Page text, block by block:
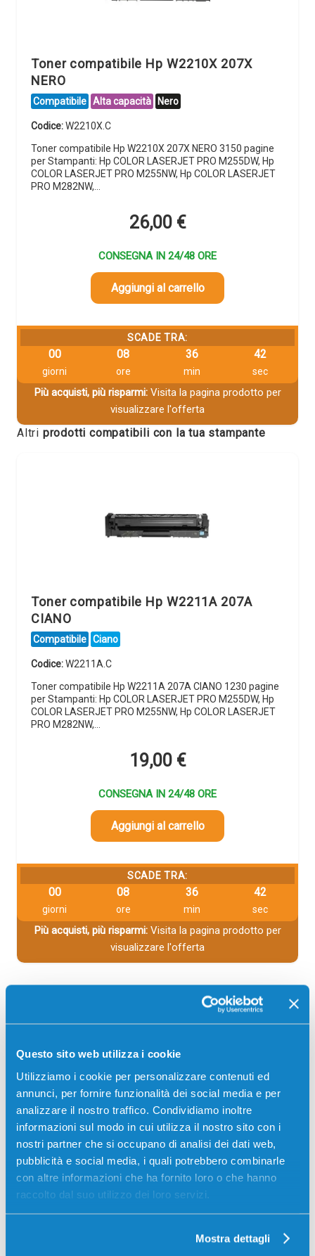
Questo sito web utilizza i cookie
Utilizziamo i cookie per personalizzare contenuti ed
annunci, per fornire funzionalità dei social media e per
analizzare il nostro traffico. Condividiamo inoltre
informazioni sul modo in cui utilizza il nostro sito con i
nostri partner che si occupano di analisi dei dati web,
pubblicità e social media, i quali potrebbero combinarle
con altre informazioni che ha fornito loro o che hanno
raccolto dal suo utilizzo dei loro servizi.
Mostra dettagli
Toner compatibile Hp W2210X 207X
NERO
Compatibile Alta capacità Nero
Codice:W2210X.C
Toner compatibile Hp W2210X 207X NERO 3150 pagine
per Stampanti: Hp COLOR LASERJET PRO M255DW, Hp
COLOR LASERJET PRO M255NW, Hp COLOR LASERJET
PRO M282NW,…
26,00 €
CONSEGNA IN 24/48 ORE
Aggiungi al carrello
SCADE TRA:
00
giorni
08
ore
36
min
42
sec
Più acquisti, più risparmi:Visita la pagina prodotto per
visualizzare l'offerta
Altri prodotti compatibili con la tua stampante
Toner compatibile Hp W2211A 207A
CIANO
Compatibile Ciano
Codice:W2211A.C
Toner compatibile Hp W2211A 207A CIANO 1230 pagine
per Stampanti: Hp COLOR LASERJET PRO M255DW, Hp
COLOR LASERJET PRO M255NW, Hp COLOR LASERJET
PRO M282NW,…
19,00 €
CONSEGNA IN 24/48 ORE
Aggiungi al carrello
SCADE TRA:
00
giorni
08
ore
36
min
42
sec
Più acquisti, più risparmi:Visita la pagina prodotto per
visualizzare l'offerta
Toner compatibile Hp W2213A 207A
MAGENTA
Compatibile Magenta
pagine per Stampanti: Hp COLOR LASERJET PRO